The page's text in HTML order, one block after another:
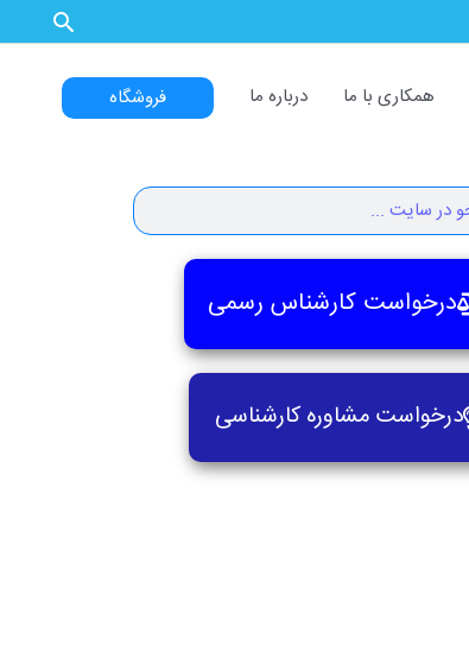
همکاری با ما درباره ما فروشگاه
درخواست کارشناس رسمی
درخواست مشاوره کارشناسی